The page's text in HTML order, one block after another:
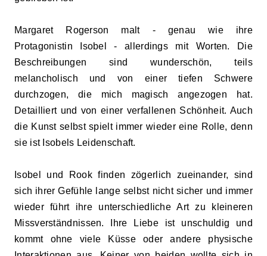
Margaret Rogerson malt - genau wie ihre
Protagonistin Isobel - allerdings mit Worten. Die
Beschreibungen sind wunderschön, teils
melancholisch und von einer tiefen Schwere
durchzogen, die mich magisch angezogen hat.
Detailliert und von einer verfallenen Schönheit. Auch
die Kunst selbst spielt immer wieder eine Rolle, denn
sie ist Isobels Leidenschaft.
Isobel und Rook finden zögerlich zueinander, sind
sich ihrer Gefühle lange selbst nicht sicher und immer
wieder führt ihre unterschiedliche Art zu kleineren
Missverständnissen. Ihre Liebe ist unschuldig und
kommt ohne viele Küsse oder andere physische